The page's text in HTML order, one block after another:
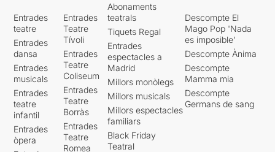
Entrades
teatre
Entrades
dansa
Entrades
musicals
Entrades
teatre
infantil
Entrades
òpera
Entrades
Teatre
Tívoli
Entrades
Teatre
Coliseum
Entrades
Teatre
Borràs
Entrades
Teatre
Romea
Abonaments
teatrals
Tiquets Regal
Entrades
espectacles a
Madrid
Millors monòlegs
Millors musicals
Millors espectacles
familiars
Black Friday
Teatral
Descompte El
Mago Pop 'Nada
es imposible'
Descompte Ànima
Descompte
Mamma mia
Descompte
Germans de sang